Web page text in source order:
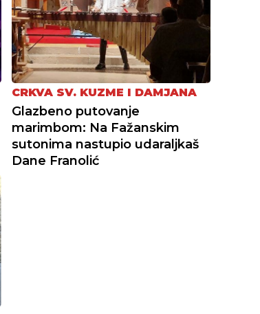
CRKVA SV. KUZME I DAMJANA
Glazbeno putovanje
marimbom: Na Fažanskim
sutonima nastupio udaraljkaš
Dane Franolić